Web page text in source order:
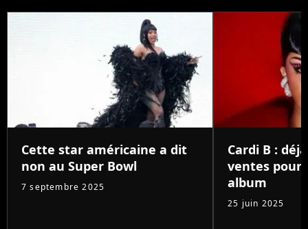
Cette star américaine a dit
non au Super Bowl
7 septembre 2025
Cardi B :
ventes pour
album
25 juin 2025